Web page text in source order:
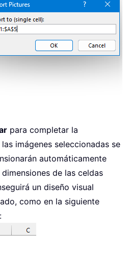
para completar la
imágenes seleccionadas se
automáticamente
de las celdas
un diseño visual
como en la siguiente